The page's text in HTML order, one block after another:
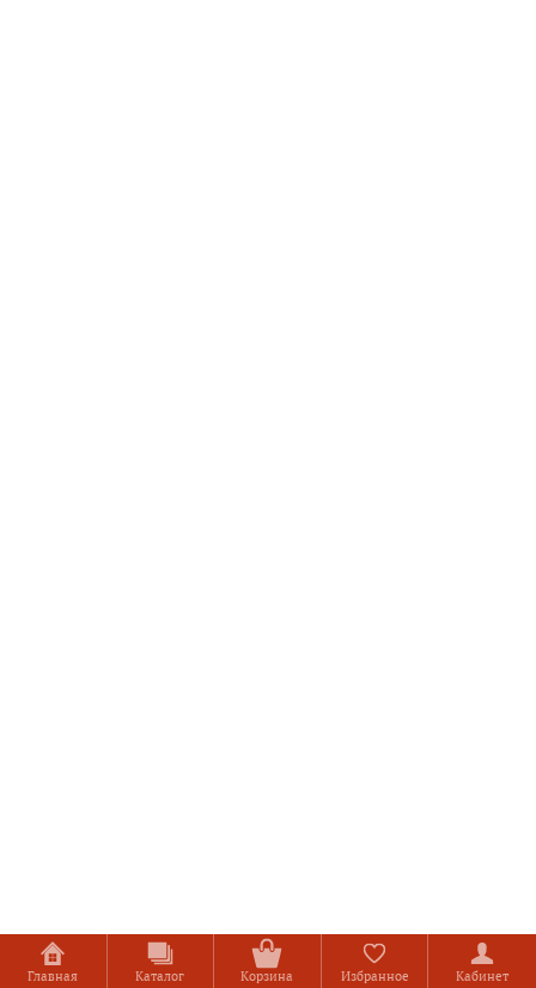
Главная Каталог Корзина Избранное Кабинет